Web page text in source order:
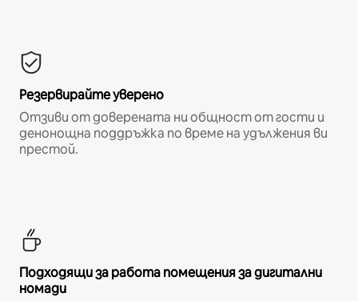
Резервирайте уверено
Отзиви от доверената ни общност от гости и
денонощна поддръжка по време на удължения ви
престой.
Подходящи за работа помещения за дигитални
номади